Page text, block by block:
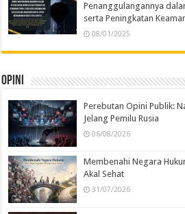
Penanggulangannya
serta Peningkatan
08/01/2025
Opini
Perebutan Opini Publik:
Jelang Pemilu Rusia
06/08/2026
Membenahi Negara
Akal Sehat
31/07/2026